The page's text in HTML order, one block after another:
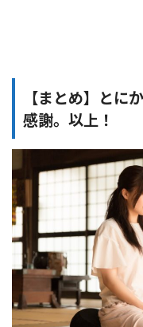
【まとめ】とに
感謝。以上！